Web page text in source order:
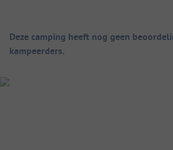
Camping overzicht
Deze camping heeft nog geen
kampeerders.